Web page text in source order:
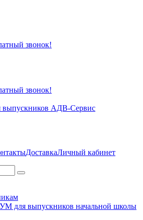
звонок!
звонок!
ДоставкаЛичный кабинет
для выпускников начальной школы